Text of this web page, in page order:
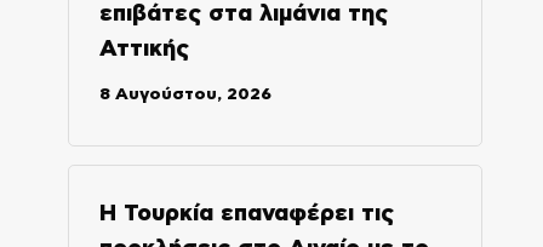
επιβάτες στα λιμάνια της
Αττικής
8 Αυγούστου, 2026
Η Τουρκία επαναφέρει τις